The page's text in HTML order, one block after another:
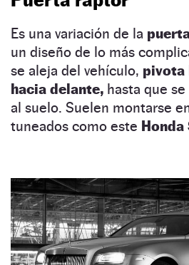
Es una variación de la
un diseño de lo más
se aleja del vehículo, pivota
hacia delante, hasta que
al suelo. Suelen montarse
tuneados como este Honda